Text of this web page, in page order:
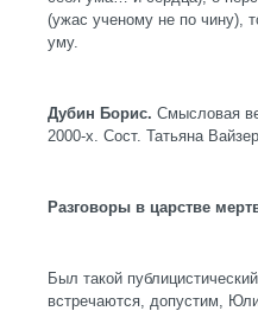
(ужас ученому не по чину),
уму.
Дубин Борис. Смысловая
2000-х. Сост. Татьяна
Разговоры в царстве
Был такой
встречаются, допустим,